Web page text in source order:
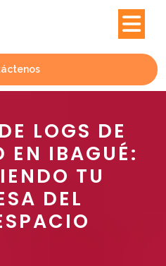
LOGS DE
EN IBAGUÉ:
TU
DEL